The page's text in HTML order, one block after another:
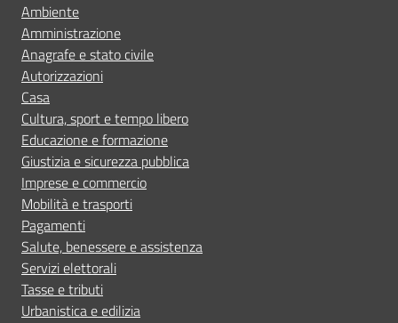
Ambiente
Amministrazione
Anagrafe e stato civile
Autorizzazioni
Casa
Cultura, sport e tempo libero
Educazione e formazione
Giustizia e sicurezza pubblica
Imprese e commercio
Mobilità e trasporti
Pagamenti
Salute, benessere e assistenza
Servizi elettorali
Tasse e tributi
Urbanistica e edilizia